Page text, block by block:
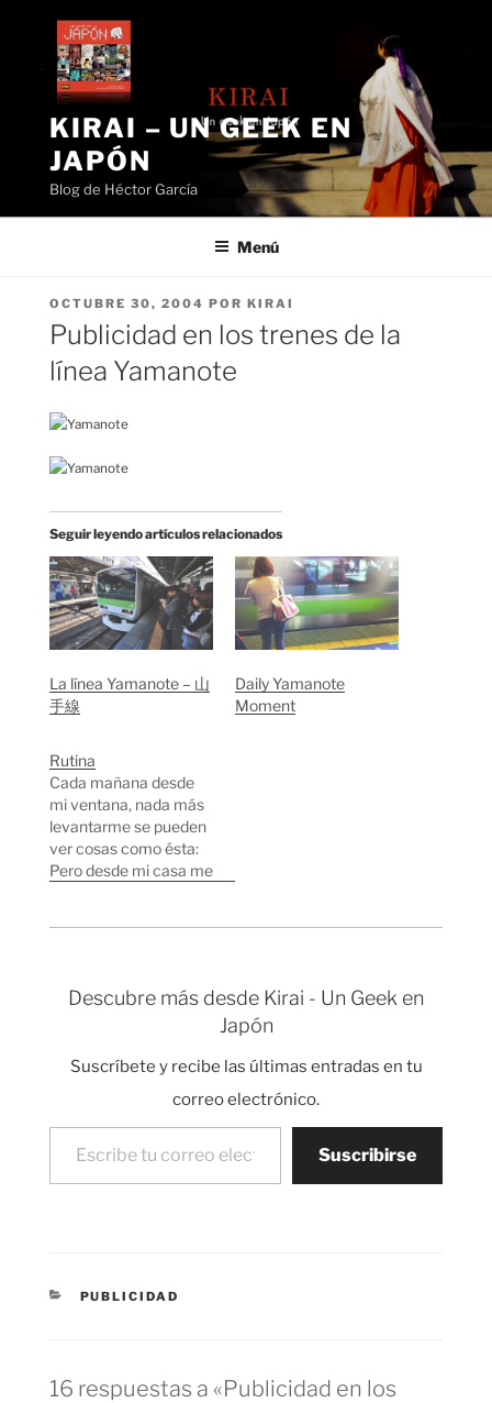
contenido
KIRAI – UN GEEK EN
JAPÓN
Blog de Héctor García
Menú
PUBLICADO
EL
OCTUBRE 30, 2004 POR KIRAI
Publicidad en los trenes de la
línea Yamanote
Seguir leyendo artículos relacionados
La línea Yamanote – 山
手線
Daily Yamanote
Moment
Rutina
Cada mañana desde
mi ventana, nada más
levantarme se pueden
ver cosas como ésta:
Pero desde mi casa me
de 5 minutos por mi
Descubre más desde Kirai - Un Geek en
Japón
Suscríbete y recibe las últimas entradas en tu
correo electrónico.
Escribe tu correo electrónico…
Suscribirse
CATEGORÍAS
PUBLICIDAD
16 respuestas a «Publicidad en los